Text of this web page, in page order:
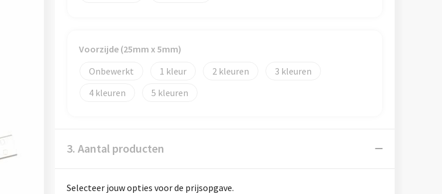
Voorzijde (25mm x 5mm)
Onbewerkt
1 2
3
4
5
3. Aantal producten
Selecteer jouw opties voor de prijsopgave.